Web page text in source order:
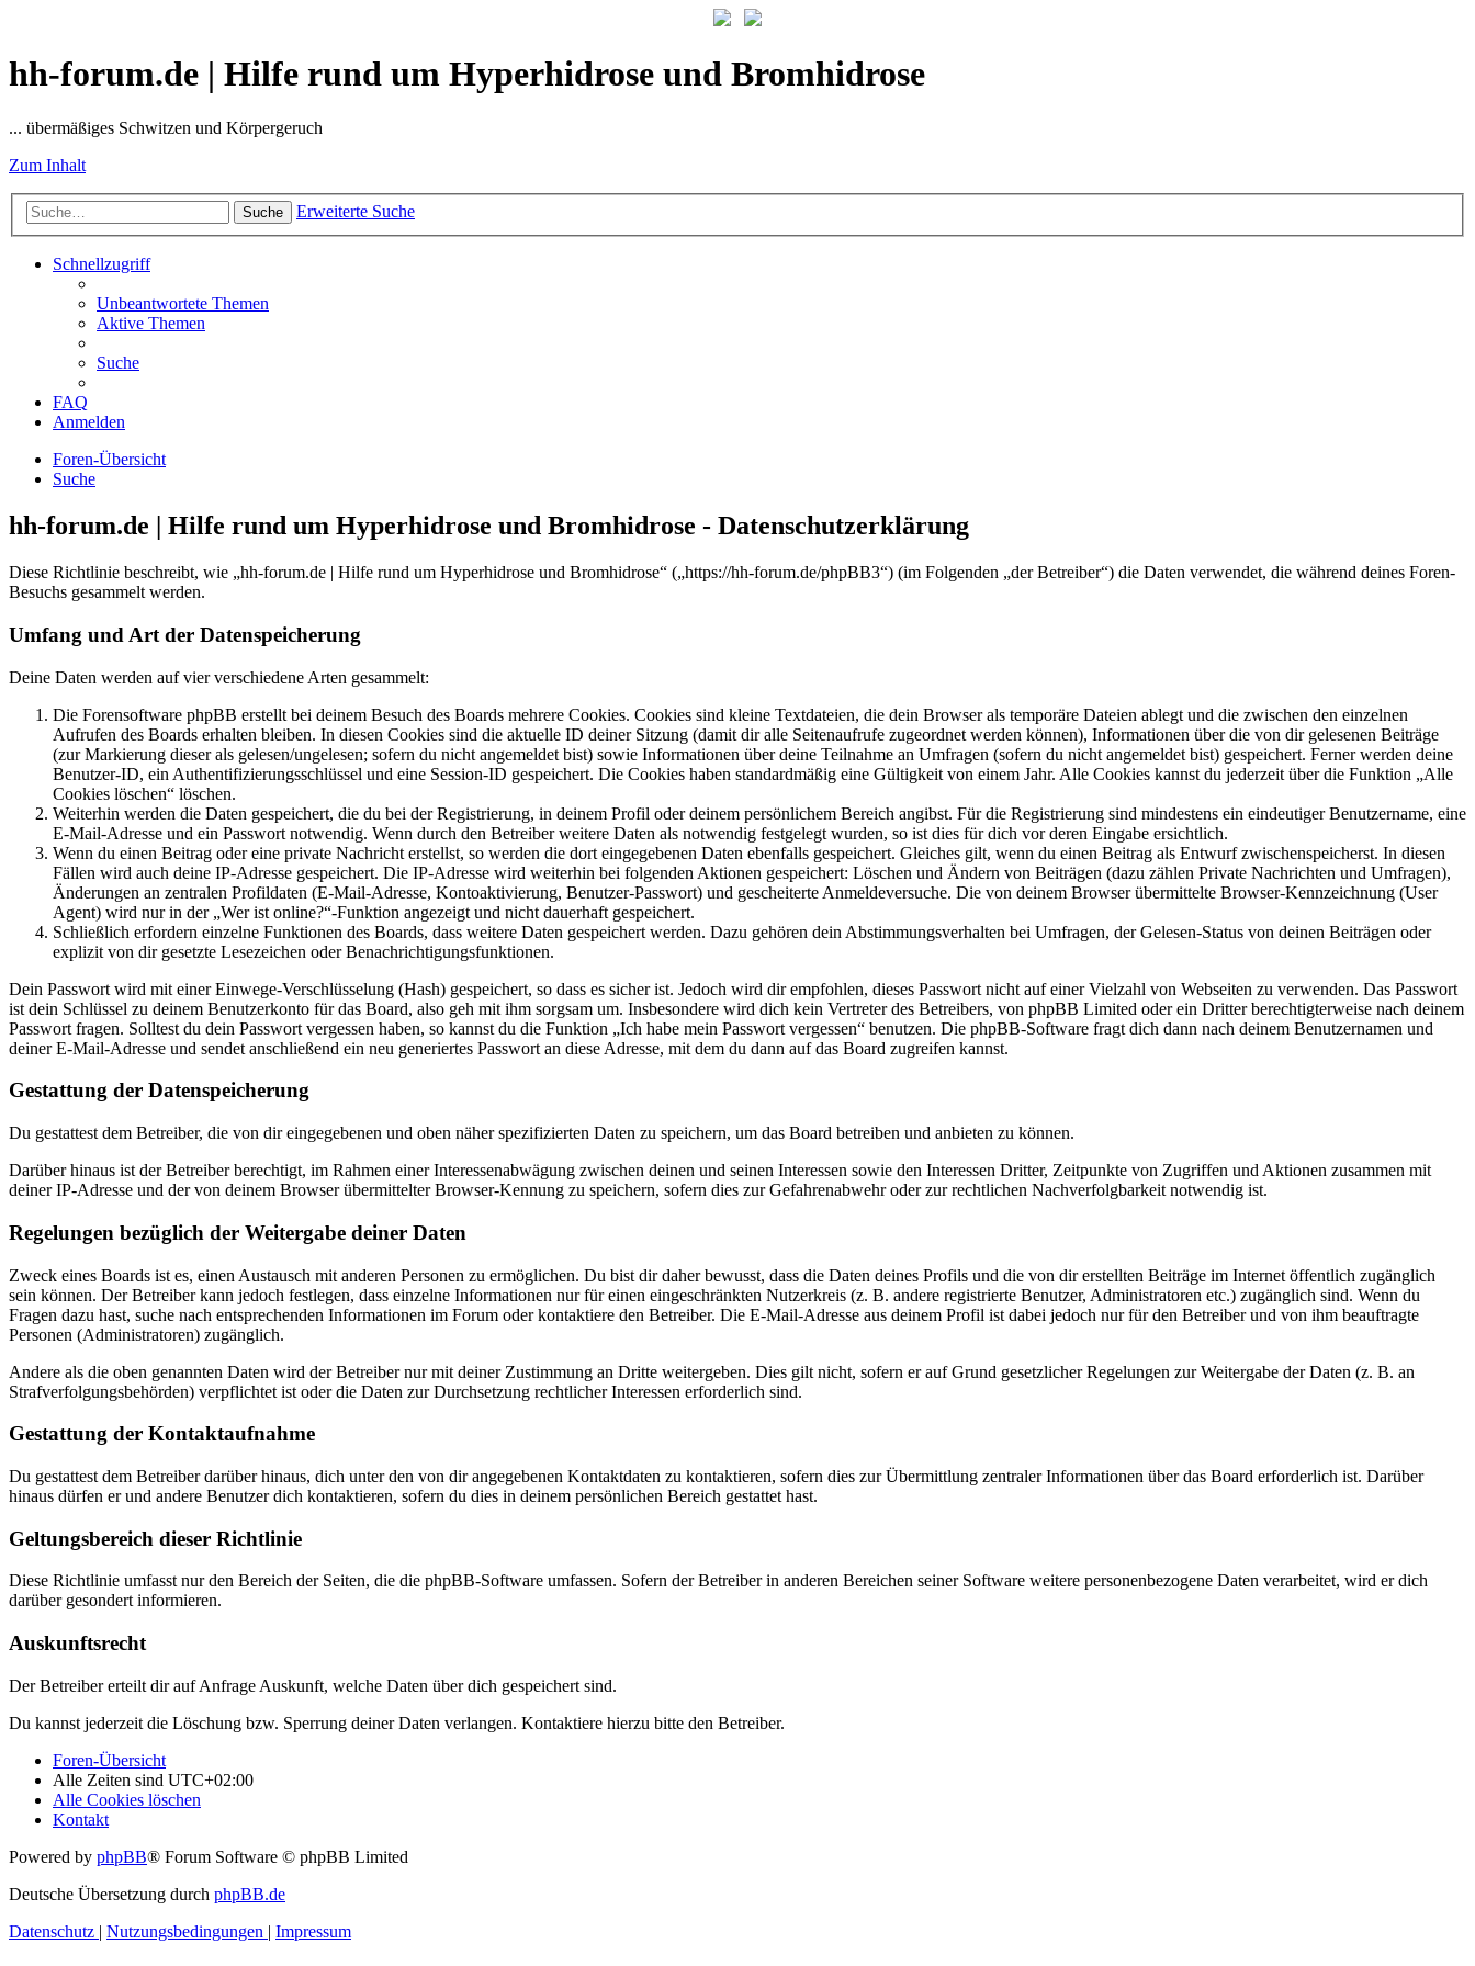
hh-forum.de | Hilfe rund um Hyperhidrose und Bromhidrose
... übermäßiges Schwitzen und Körpergeruch
Zum Inhalt
Suche Erweiterte Suche
Schnellzugriff
Unbeantwortete Themen
Aktive Themen
Suche
FAQ
Anmelden
Foren-Übersicht
Suche
hh-forum.de | Hilfe rund um Hyperhidrose und Bromhidrose - Datenschutzerklärung
Diese Richtlinie beschreibt, wie „hh-forum.de | Hilfe rund um Hyperhidrose und Bromhidrose“ („https://hh-forum.de/phpBB3“) (im Folgenden „der Betreiber“) die Daten verwendet, die während deines Foren-
Besuchs gesammelt werden.
Umfang und Art der Datenspeicherung
Deine Daten werden auf vier verschiedene Arten gesammelt:
Die Forensoftware phpBB erstellt bei deinem Besuch des Boards mehrere Cookies. Cookies sind kleine Textdateien, die dein Browser als temporäre Dateien ablegt und die zwischen den einzelnen
Aufrufen des Boards erhalten bleiben. In diesen Cookies sind die aktuelle ID deiner Sitzung (damit dir alle Seitenaufrufe zugeordnet werden können), Informationen über die von dir gelesenen Beiträge
(zur Markierung dieser als gelesen/ungelesen; sofern du nicht angemeldet bist) sowie Informationen über deine Teilnahme an Umfragen (sofern du nicht angemeldet bist) gespeichert. Ferner werden deine
Benutzer-ID, ein Authentifizierungsschlüssel und eine Session-ID gespeichert. Die Cookies haben standardmäßig eine Gültigkeit von einem Jahr. Alle Cookies kannst du jederzeit über die Funktion „Alle
Cookies löschen“ löschen.
Weiterhin werden die Daten gespeichert, die du bei der Registrierung, in deinem Profil oder deinem persönlichem Bereich angibst. Für die Registrierung sind mindestens ein eindeutiger Benutzername, eine
E-Mail-Adresse und ein Passwort notwendig. Wenn durch den Betreiber weitere Daten als notwendig festgelegt wurden, so ist dies für dich vor deren Eingabe ersichtlich.
Wenn du einen Beitrag oder eine private Nachricht erstellst, so werden die dort eingegebenen Daten ebenfalls gespeichert. Gleiches gilt, wenn du einen Beitrag als Entwurf zwischenspeicherst. In diesen
Fällen wird auch deine IP-Adresse gespeichert. Die IP-Adresse wird weiterhin bei folgenden Aktionen gespeichert: Löschen und Ändern von Beiträgen (dazu zählen Private Nachrichten und Umfragen),
Änderungen an zentralen Profildaten (E-Mail-Adresse, Kontoaktivierung, Benutzer-Passwort) und gescheiterte Anmeldeversuche. Die von deinem Browser übermittelte Browser-Kennzeichnung (User
Agent) wird nur in der „Wer ist online?“-Funktion angezeigt und nicht dauerhaft gespeichert.
Schließlich erfordern einzelne Funktionen des Boards, dass weitere Daten gespeichert werden. Dazu gehören dein Abstimmungsverhalten bei Umfragen, der Gelesen-Status von deinen Beiträgen oder
explizit von dir gesetzte Lesezeichen oder Benachrichtigungsfunktionen.
Dein Passwort wird mit einer Einwege-Verschlüsselung (Hash) gespeichert, so dass es sicher ist. Jedoch wird dir empfohlen, dieses Passwort nicht auf einer Vielzahl von Webseiten zu verwenden. Das Passwort
ist dein Schlüssel zu deinem Benutzerkonto für das Board, also geh mit ihm sorgsam um. Insbesondere wird dich kein Vertreter des Betreibers, von phpBB Limited oder ein Dritter berechtigterweise nach deinem
Passwort fragen. Solltest du dein Passwort vergessen haben, so kannst du die Funktion „Ich habe mein Passwort vergessen“ benutzen. Die phpBB-Software fragt dich dann nach deinem Benutzernamen und
deiner E-Mail-Adresse und sendet anschließend ein neu generiertes Passwort an diese Adresse, mit dem du dann auf das Board zugreifen kannst.
Gestattung der Datenspeicherung
Du gestattest dem Betreiber, die von dir eingegebenen und oben näher spezifizierten Daten zu speichern, um das Board betreiben und anbieten zu können.
Darüber hinaus ist der Betreiber berechtigt, im Rahmen einer Interessenabwägung zwischen deinen und seinen Interessen sowie den Interessen Dritter, Zeitpunkte von Zugriffen und Aktionen zusammen mit
deiner IP-Adresse und der von deinem Browser übermittelter Browser-Kennung zu speichern, sofern dies zur Gefahrenabwehr oder zur rechtlichen Nachverfolgbarkeit notwendig ist.
Regelungen bezüglich der Weitergabe deiner Daten
Zweck eines Boards ist es, einen Austausch mit anderen Personen zu ermöglichen. Du bist dir daher bewusst, dass die Daten deines Profils und die von dir erstellten Beiträge im Internet öffentlich zugänglich
sein können. Der Betreiber kann jedoch festlegen, dass einzelne Informationen nur für einen eingeschränkten Nutzerkreis (z. B. andere registrierte Benutzer, Administratoren etc.) zugänglich sind. Wenn du
Fragen dazu hast, suche nach entsprechenden Informationen im Forum oder kontaktiere den Betreiber. Die E-Mail-Adresse aus deinem Profil ist dabei jedoch nur für den Betreiber und von ihm beauftragte
Personen (Administratoren) zugänglich.
Andere als die oben genannten Daten wird der Betreiber nur mit deiner Zustimmung an Dritte weitergeben. Dies gilt nicht, sofern er auf Grund gesetzlicher Regelungen zur Weitergabe der Daten (z. B. an
Strafverfolgungsbehörden) verpflichtet ist oder die Daten zur Durchsetzung rechtlicher Interessen erforderlich sind.
Gestattung der Kontaktaufnahme
Du gestattest dem Betreiber darüber hinaus, dich unter den von dir angegebenen Kontaktdaten zu kontaktieren, sofern dies zur Übermittlung zentraler Informationen über das Board erforderlich ist. Darüber
hinaus dürfen er und andere Benutzer dich kontaktieren, sofern du dies in deinem persönlichen Bereich gestattet hast.
Geltungsbereich dieser Richtlinie
Diese Richtlinie umfasst nur den Bereich der Seiten, die die phpBB-Software umfassen. Sofern der Betreiber in anderen Bereichen seiner Software weitere personenbezogene Daten verarbeitet, wird er dich
darüber gesondert informieren.
Auskunftsrecht
Der Betreiber erteilt dir auf Anfrage Auskunft, welche Daten über dich gespeichert sind.
Du kannst jederzeit die Löschung bzw. Sperrung deiner Daten verlangen. Kontaktiere hierzu bitte den Betreiber.
Foren-Übersicht
Alle Zeiten sind UTC+02:00
Alle Cookies löschen
Kontakt
Powered by phpBB® Forum Software © phpBB Limited
Deutsche Übersetzung durch phpBB.de
Datenschutz | Nutzungsbedingungen | Impressum